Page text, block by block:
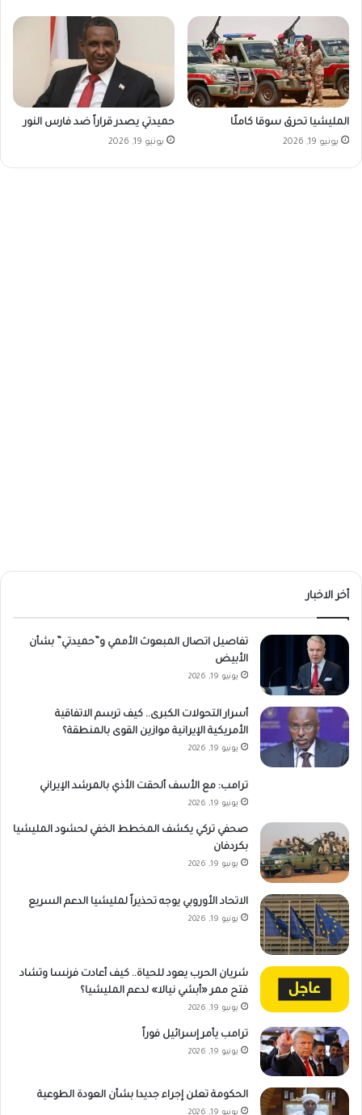
المليشيا تحرق سوقا كاملًا
يونيو 19, 2026
حميدتي يصدر قراراً ضد فارس النور
يونيو 19, 2026
أخر الاخبار
تفاصيل اتصال المبعوث الأممي و”حميدتي” بشأن
الأبيض
يونيو 19, 2026
أسرار التحولات الكبرى.. كيف ترسم الاتفاقية
الأمريكية الإيرانية موازين القوى بالمنطقة؟
يونيو 19, 2026
ترامب: مع الأسف ألحقت الأذي بالمرشد الإيراني
يونيو 19, 2026
صحفي تركي يكشف المخطط الخفي لحشود المليشيا
بكردفان
يونيو 19, 2026
الاتحاد الأوروبي يوجه تحذيراً لمليشيا الدعم السريع
يونيو 19, 2026
شريان الحرب يعود للحياة.. كيف أعادت فرنسا وتشاد
فتح ممر «أبشي نيالا» لدعم المليشيا؟
يونيو 19, 2026
ترامب يأمر إسرائيل فوراً
يونيو 19, 2026
الحكومة تعلن إجراء جديدا بشأن العودة الطوعية